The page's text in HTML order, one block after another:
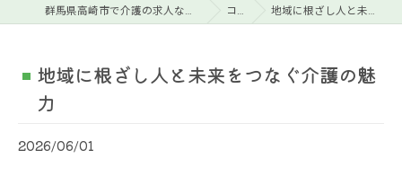
群馬県高崎市で介護の求人なら特別養護老人ホーム明生苑 コラム 地域に根ざし人と未来をつなぐ介護の魅力
地域に根ざし人と未来をつなぐ介護の魅
力
2026/06/01